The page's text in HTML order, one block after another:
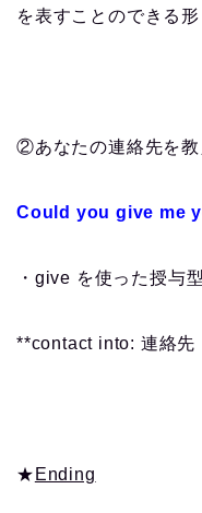
を表すことのできる形
②あなたの連絡先を教
Could you give me
・give を使った授与
**contact into: 連絡先
★ Ending